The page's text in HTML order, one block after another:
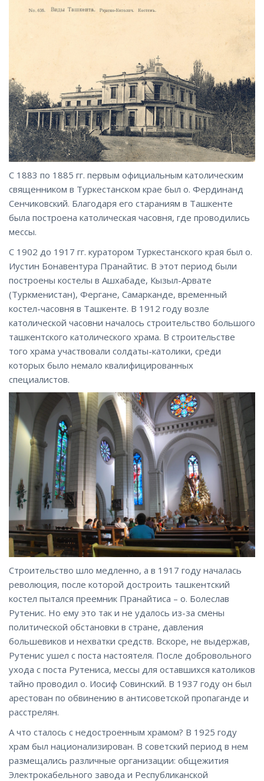
С 1883 по 1885 гг. первым официальным католическим
священником в Туркестанском крае был о. Фердинанд
Сенчиковский. Благодаря его стараниям в Ташкенте
была построена католическая часовня, где проводились
мессы.
С 1902 до 1917 гг. куратором Туркестанского края был о.
Иустин Бонавентура Пранайтис. В этот период были
построены костелы в Ашхабаде, Кызыл-Арвате
(Туркменистан), Фергане, Самарканде, временный
костел-часовня в Ташкенте. В 1912 году возле
католической часовни началось строительство большого
ташкентского католического храма. В строительстве
того храма участвовали солдаты-католики, среди
которых было немало квалифицированных
специалистов.
Строительство шло медленно, а в 1917 году началась
революция, после которой достроить ташкентский
костел пытался преемник Пранайтиса – о. Болеслав
Рутенис. Но ему это так и не удалось из-за смены
политической обстановки в стране, давления
большевиков и нехватки средств. Вскоре, не выдержав,
Рутенис ушел с поста настоятеля. После добровольного
ухода с поста Рутениса, мессы для оставшихся католиков
тайно проводил о. Иосиф Совинский. В 1937 году он был
арестован по обвинению в антисоветской пропаганде и
расстрелян.
А что сталось с недостроенным храмом? В 1925 году
храм был национализирован. В советский период в нем
размещались различные организации: общежития
Электрокабельного завода и Республиканской